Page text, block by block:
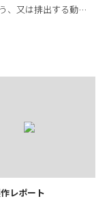
、又は排出する動…
レポート